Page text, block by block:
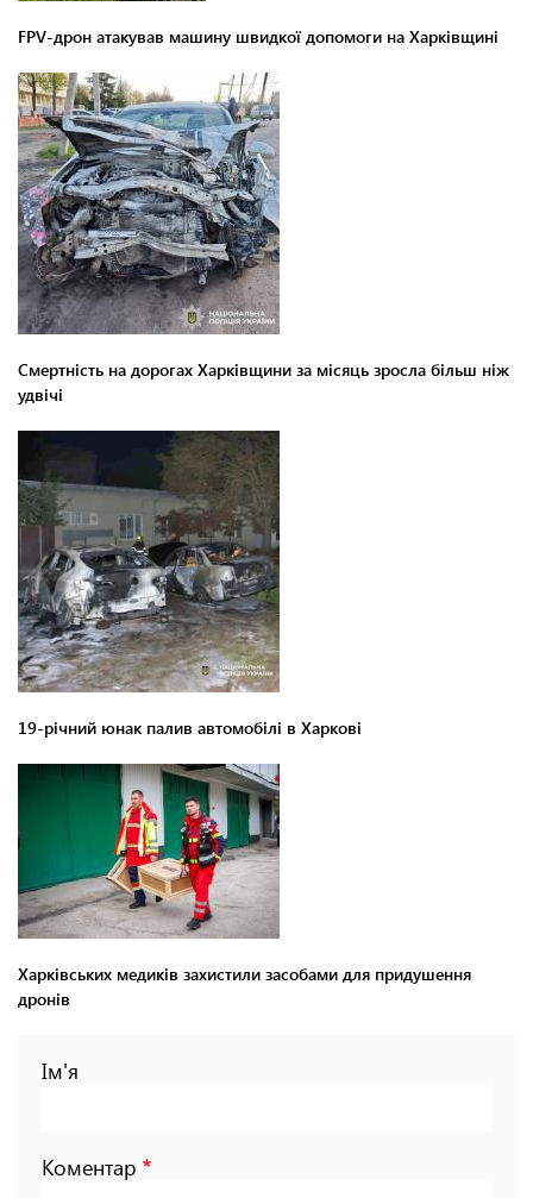
FPV-дрон атакував машину швидкої допомоги на Харківщині
Смертність на дорогах Харківщини за місяць зросла більш ніж
удвічі
19-річний юнак палив автомобілі в Харкові
Харківських медиків захистили засобами для придушення
дронів
Ім'я
Коментар